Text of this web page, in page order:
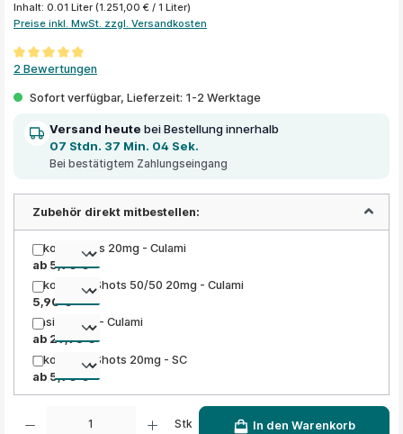
Inhalt: 0.01 Liter (1.251,00 € / 1 Liter)
Preise inkl. MwSt. zzgl. Versandkosten
Durchschnittliche Bewertung von 5 von 5 Sternen
2 Bewertungen
Sofort verfügbar, Lieferzeit: 1-2 Werktage
Versand heute bei Bestellung innerhalb
07 Stdn. 37 Min. 04 Sek.
Bei bestätigtem Zahlungseingang
Zubehör direkt mitbestellen:
Nikotin Shots 20mg - Culami
ab 5,90 €
Nikotinsalz Shots 50/50 20mg - Culami
5,90 €
Basis Liquid - Culami
ab 29,95 €
Nikotinsalz Shots 20mg - SC
ab 5,90 €
Produkt Anzahl: Gib den gewünschten Wert ein oder benutze die Schaltflächen um die
Stk In den Warenkorb